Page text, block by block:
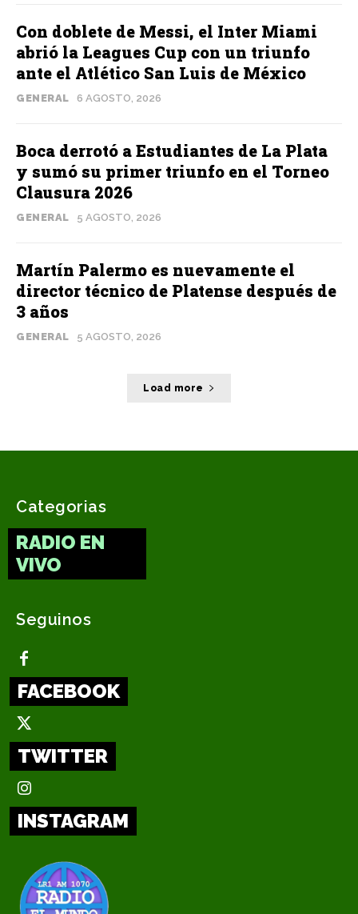
Con doblete de Messi, el Inter Miami
abrió la Leagues Cup con un triunfo
ante el Atlético San Luis de México
GENERAL 6 AGOSTO, 2026
Boca derrotó a Estudiantes de La Plata
y sumó su primer triunfo en el Torneo
Clausura 2026
GENERAL 5 AGOSTO, 2026
Martín Palermo es nuevamente el
director técnico de Platense después de
3 años
GENERAL 5 AGOSTO, 2026
Load more
Categorias
RADIO EN
VIVO
Seguinos
FACEBOOK
TWITTER
INSTAGRAM